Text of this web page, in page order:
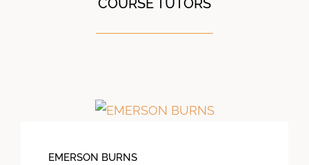
COURSE TUTORS
EMERSON BURNS